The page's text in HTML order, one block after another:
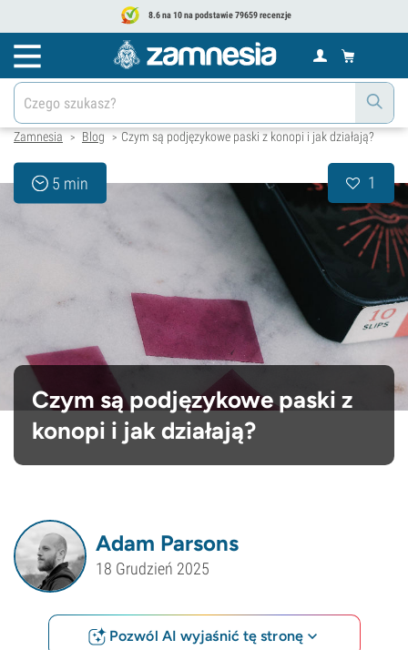
8.6 na 10 na podstawie 79659 recenzje
Zamnesia > Blog > Czym są podjęzykowe paski z konopi i jak działają?
5 min 1
Czym są podjęzykowe paski z
konopi i jak działają?
Adam Parsons
18 Grudzień 2025
Pozwól AI wyjaśnić tę stronę